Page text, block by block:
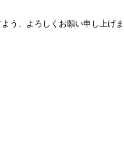
う、よろしくお願い申し上げま